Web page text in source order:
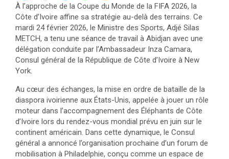
À l’approche de la Coupe du Monde de la FIFA 2026, la
Côte d’Ivoire affine sa stratégie au-delà des terrains. Ce
mardi 24 février 2026, le Ministre des Sports, Adjé Silas
METCH, a tenu une séance de travail à Abidjan avec une
délégation conduite par l’Ambassadeur Inza Camara,
Consul général de la République de Côte d’Ivoire à New
York.
Au cœur des échanges, la mise en ordre de bataille de la
diaspora ivoirienne aux États-Unis, appelée à jouer un rôle
moteur dans l’accompagnement des Éléphants de Côte
d’Ivoire lors du rendez-vous mondial prévu en juin sur le
continent américain. Dans cette dynamique, le Consul
général a annoncé l’organisation prochaine d’un forum de
mobilisation à Philadelphie, conçu comme un espace de